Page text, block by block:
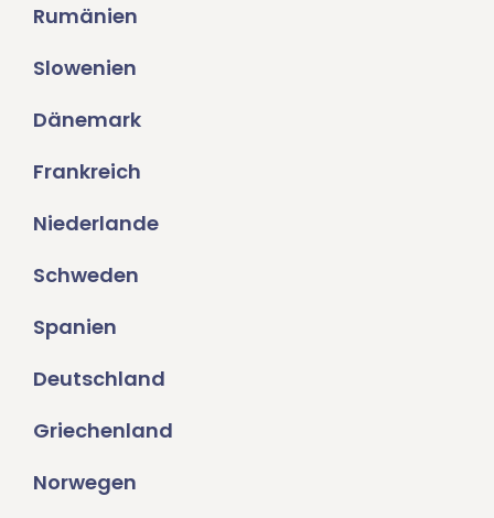
Rumänien
Slowenien
Dänemark
Frankreich
Niederlande
Schweden
Spanien
Deutschland
Griechenland
Norwegen